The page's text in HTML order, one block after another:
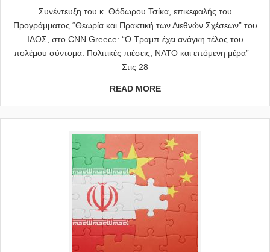
Συνέντευξη του κ. Θόδωρου Τσίκα, επικεφαλής του
Προγράμματος “Θεωρία και Πρακτική των Διεθνών Σχέσεων” του
ΙΔΟΣ, στο CNN Greece: “Ο Τραμπ έχει ανάγκη τέλος του
πολέμου σύντομα: Πολιτικές πιέσεις, ΝΑΤΟ και επόμενη μέρα” –
Στις 28
READ MORE